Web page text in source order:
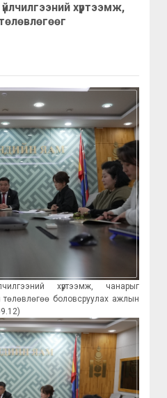
хүртээмж,
хүртээмж, чанарыг
боловсруулах ажлын